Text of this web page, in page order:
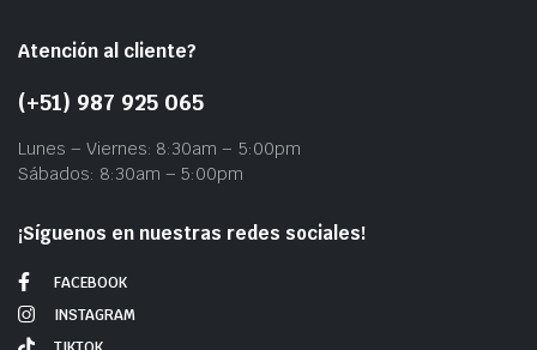
Atención al cliente?
(+51) 987 925 065
Lunes – Viernes: 8:30am – 5:00pm
Sábados: 8:30am – 5:00pm
¡Síguenos en nuestras redes sociales!
FACEBOOK
INSTAGRAM